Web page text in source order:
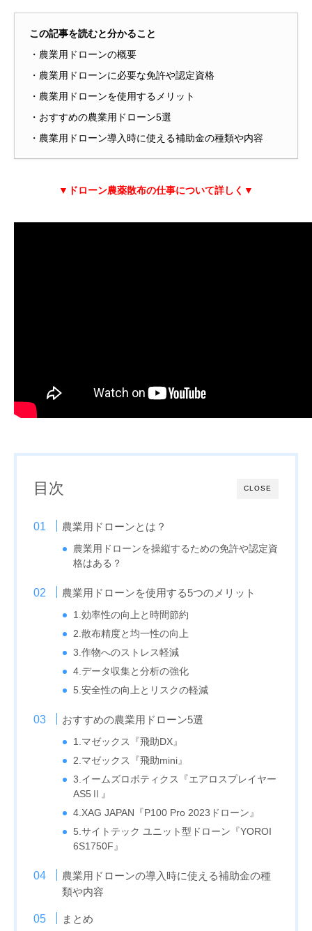
この記事を読むと分かること
・農業用ドローンの概要
・農業用ドローンに必要な免許や認定資格
・農業用ドローンを使用するメリット
・おすすめの農業用ドローン5選
・農業用ドローン導入時に使える補助金の種類や内容
▼ドローン農薬散布の仕事について詳しく▼
CLOSE
目次
農業用ドローンとは？
農業用ドローンを操縦するための免許や認定資
格はある？
農業用ドローンを使用する5つのメリット
1.効率性の向上と時間節約
2.散布精度と均一性の向上
3.作物へのストレス軽減
4.データ収集と分析の強化
5.安全性の向上とリスクの軽減
おすすめの農業用ドローン5選
1.マゼックス『飛助DX』
2.マゼックス『飛助mini』
3.イームズロボティクス『エアロスプレイヤー
AS5Ⅱ』
4.XAG JAPAN『P100 Pro 2023ドローン』
5.サイトテック ユニット型ドローン『YOROI
6S1750F』
農業用ドローンの導入時に使える補助金の種
類や内容
まとめ